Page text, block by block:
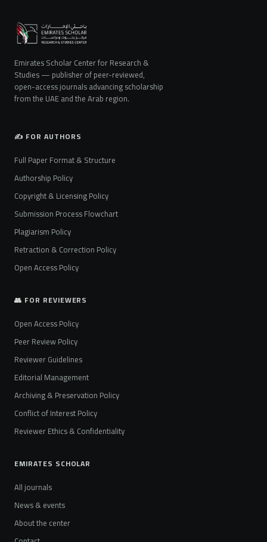
Emirates Scholar Center for Research &
Studies — publisher of peer-reviewed,
open-access journals advancing scholarship
from the UAE and the Arab region.
✍️ FOR AUTHORS
Full Paper Format & Structure
Authorship Policy
Copyright & Licensing Policy
Submission Process Flowchart
Plagiarism Policy
Retraction & Correction Policy
Open Access Policy
👥 FOR REVIEWERS
Open Access Policy
Peer Review Policy
Reviewer Guidelines
Editorial Management
Archiving & Preservation Policy
Conflict of Interest Policy
Reviewer Ethics & Confidentiality
EMIRATES SCHOLAR
All journals
News & events
About the center